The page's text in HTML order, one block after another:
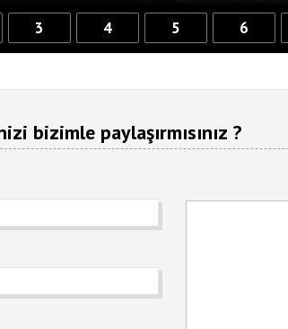
3 4 5 6
bizimle paylaşırmısınız ?